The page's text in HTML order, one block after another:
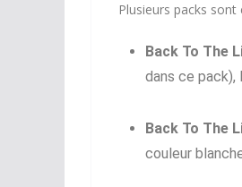
Plusieurs packs
Back To The
dans ce pack),
Back To The
couleur